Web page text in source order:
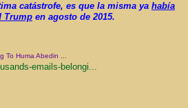
catástrofe, es que la misma ya había
Trump en agosto de 2015.
To Huma Abedin ...
emails-belongi...